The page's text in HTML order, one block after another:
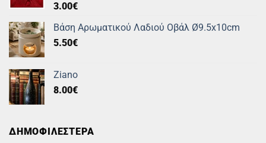
3.00€
Βάση Αρωματικού Λαδιού Οβάλ Ø9.5x10cm
5.50€
Ziano
8.00€
ΔΗΜΟΦΙΛΕΣΤΕΡΑ